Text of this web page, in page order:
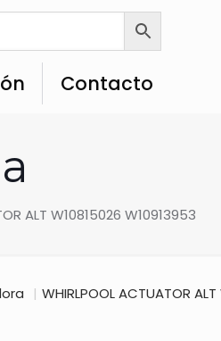
Contacto
ALT W10815026 W10913953
| WHIRLPOOL ACTUATOR